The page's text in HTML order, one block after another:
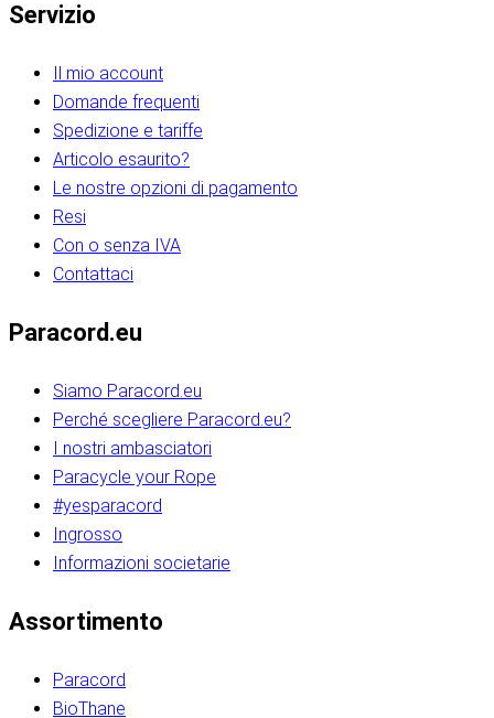
Servizio
Il mio account
Domande frequenti
Spedizione e tariffe
Articolo esaurito?
Le nostre opzioni di pagamento
Resi
Con o senza IVA
Contattaci
Paracord.eu
Siamo Paracord.eu
Perché scegliere Paracord.eu?
I nostri ambasciatori
Paracycle your Rope
#yesparacord
Ingrosso
Informazioni societarie​​​​‌ ‍ ​‍​‍‌‍ ‌ ​‍‌‍‍‌‌‍‌ ‌‍‍‌‌‍ ‍​‍​‍​ ‍‍​‍​‍‌ ​ ‌‍​‌‌‍ ‍‌‍‍‌‌ ‌​‌ ‍‌​‍ ‍‌‍‍‌‌‍ ​‍​‍​‍ ​​‍​‍‌‍‍​‌ ​‍‌‍‌‌‌‍‌‍​‍​‍​ ‍‍​‍​‍‌‍‍​‌ ‌​‌ ‌​‌ ​​‌ ​ ​ ‍‍​‍ ​‍ ‌ ​​‌‍​‌‌ ​‍‌‍​‌‌‍​ ‌‍ ‌ ​‍‌‍‌​​‍ ‍‌ ​ ‌‍​‌‌‍ ‍‌‍‍‌‌ ‌​‌ ‍‌​‍ ‍‌ ​ ‌ ‌​‌ ‌‌‌‍‌​‌‍‍‌‌‍ ​‍ ‌‍‍‌‌‍ ‍‌ ‌​‌‍‌‌‌‍ ‍‌ ‌​​‍ ‌‍‌‌‌‍‌​‌‍‍‌‌ ‌​​‍ ‌‍ ‌‌‍ ‌‍‌​‌‍‌‌​ ‌‌ ​​‌ ​‍‌‍‌‌‌ ​ ‌‍‌‌‌‍ ‍‌ ‌​‌‍​‌‌ ‌​‌‍‍‌‌‍ ‌‍ ‍​ ‍ ‌‍‍‌‌‍‌​​ ‌‌‍‌‍‌‍ ‌‍ ‌ ‌​‌‍‌‌‌ ​‍​‍ ‌‌‍​‍‌ ​‍‌‍​‌‌‍ ‍‌‍‌​​‍ ‌‌‍‍‌‌‍ ‌‌ ​​‌ ​‍‌‍‍‌‌‍ ‍‌ ‌​​ ‍ ‌ ‌​‌ ‍‌‌ ​​‌‍‌‌​ ‌‌ ‌​‌ ​‍‌‍​‌‌‍ ‍‌ ​ ‌‍ ​‌‍​‌‌ ‌​‌‍‌‌‌‍‌​​‍ ‌‌‍ ‌‌‍‌‌‌ ​ ‌ ​ ‌‍​‌‌‍‌ ‌‍‌‌​ ‍ ‌ ​​‌‍​‌‌ ‌​‌‍‍​​ ‌‌ ‌‍‌‍​‌‌‍ ​‌ ‌‌‌‍‌‌​‍ ‍‌‍‍‌‌ ‌​‌‌ ‌​‍‌‌‌‌​​ ‌‍​‍‌‍​‌‌ ​ ‌‍‌‌‌‌‌‌‌ ​‍‌‍ ​​ ‌‌‍‍​‌ ‌​‌ ‌​‌ ​​‌ ​ ​‍‌‌​ ​ ‌​​‌​‍‌‌​ ​‍‌​‌‍​‍‌‌​ ​‍‌​‌‍‌ ​​‌‍​‌‌ ​‍‌‍​‌‌‍​ ‌‍ ‌ ​‍‌‍‌​​‍ ‍‌ ​ ‌‍​‌‌‍ ‍‌‍‍‌‌ ‌​‌ ‍‌​‍ ‍‌ ​ ‌ ‌​‌ ‌‌‌‍‌​‌‍‍‌‌‍ ​‍‌‍‌‍‍‌‌‍‌​​ ‌‌‍‌‍‌‍ ‌‍ ‌ ‌​‌‍‌‌‌ ​‍​‍ ‌‌‍​‍‌ ​‍‌‍​‌‌‍ ‍‌‍‌​​‍ ‌‌‍‍‌‌‍ ‌‌ ​​‌ ​‍‌‍‍‌‌‍ ‍‌ ‌​​‍‌‍‌ ‌​‌ ‍‌‌ ​​‌‍‌‌​ ‌‌ ‌​‌ ​‍‌‍​‌‌‍ ‍‌ ​ ‌‍ ​‌‍​‌‌ ‌​‌‍‌‌‌‍‌​​‍ ‌‌‍ ‌‌‍‌‌‌ ​ ‌ ​ ‌‍​‌‌‍‌ ‌‍‌‌​‍‌‍‌ ​​‌‍​‌‌ ‌​‌‍‍​​ ‌‌ ‌‍‌‍​‌‌‍ ​‌ ‌‌‌‍‌‌​‍ ‍‌‍‍‌‌ ‌​‌‌ ‌​‍‌‌‌‌​​‍‌‍‌ ​​‌‍‌‌‌ ​‍‌ ​ ‌ ​​‌‍‌‌‌‍​ ‌ ‌​‌‍‍‌‌ ‌‍‌‍‌‌​ ‌‌ ​​‌ ‌‌‌‍​‍‌‍ ​‌‍‍‌‌ ​ ‌‍‍​‌‍‌‌‌‍‌​​‍​‍‌ ‌​​​​‌ ‍ ​‍​‍‌‍ ‌ ​‍‌‍‍‌‌‍‌ ‌‍‍‌‌‍ ‍​‍​‍​ ‍‍​‍​‍‌ ​ ‌‍​‌‌‍ ‍‌‍‍‌‌ ‌​‌ ‍‌​‍ ‍‌‍‍‌‌‍ ​‍​‍​‍ ​​‍​‍‌‍‍​‌ ​‍‌‍‌‌‌‍‌‍​‍​‍​ ‍‍​‍​‍‌‍‍​‌ ‌​‌ ‌​‌ ​​‌ ​ ​ ‍‍​‍ ​‍ ‌ ​​‌‍​‌‌ ​‍‌‍​‌‌‍​ ‌‍ ‌ ​‍‌‍‌​​‍ ‍‌ ​ ‌‍​‌‌‍ ‍‌‍‍‌‌ ‌​‌ ‍‌​‍ ‍‌ ​ ‌ ‌​‌ ‌‌‌‍‌​‌‍‍‌‌‍ ​‍ ‌‍‍‌‌‍ ‍‌ ‌​‌‍‌‌‌‍ ‍‌ ‌​​‍ ‌‍‌‌‌‍‌​‌‍‍‌‌ ‌​​‍ ‌‍ ‌‌‍ ‌‍‌​‌‍‌‌​ ‌‌ ​​‌ ​‍‌‍‌‌‌ ​ ‌‍‌‌‌‍ ‍‌ ‌​‌‍​‌‌ ‌​‌‍‍‌‌‍ ‌‍ ‍​ ‍ ‌‍‍‌‌‍‌​​ ‌‌‍‌‍‌‍ ‌‍ ‌ ‌​‌‍‌‌‌ ​‍​‍ ‌‌‍​‍‌ ​‍‌‍​‌‌‍ ‍‌‍‌​​‍ ‌‌‍‍‌‌‍ ‌‌ ​​‌ ​‍‌‍‍‌‌‍ ‍‌ ‌​​ ‍ ‌ ‌​‌ ‍‌‌ ​​‌‍‌‌​ ‌‌ ‌​‌ ​‍‌‍​‌‌‍ ‍‌ ​ ‌‍ ​‌‍​‌‌ ‌​‌‍‌‌‌‍‌​​‍ ‌‌‍ ‌‌‍‌‌‌ ​ ‌ ​ ‌‍​‌‌‍‌ ‌‍‌‌​ ‍ ‌ ​​‌‍​‌‌ ‌​‌‍‍​​ ‌‌ ‌‍‌‍​‌‌‍ ​‌ ‌‌‌‍‌‌​‍ ‍‌‍‍‌‌ ‌​‌‌ ‌​‍‌‌‌‌​​ ‌‍​‍‌‍​‌‌ ​ ‌‍‌‌‌‌‌‌‌ ​‍‌‍ ​​ ‌‌‍‍​‌ ‌​‌ ‌​‌ ​​‌ ​ ​‍‌‌​ ​ ‌​​‌​‍‌‌​ ​‍‌​‌‍​‍‌‌​ ​‍‌​‌‍‌ ​​‌‍​‌‌ ​‍‌‍​‌‌‍​ ‌‍ ‌ ​‍‌‍‌​​‍ ‍‌ ​ ‌‍​‌‌‍ ‍‌‍‍‌‌ ‌​‌ ‍‌​‍ ‍‌ ​ ‌ ‌​‌ ‌‌‌‍‌​‌‍‍‌‌‍ ​‍‌‍‌‍‍‌‌‍‌​​ ‌‌‍‌‍‌‍ ‌‍ ‌ ‌​‌‍‌‌‌ ​‍​‍ ‌‌‍​‍‌ ​‍‌‍​‌‌‍ ‍‌‍‌​​‍ ‌‌‍‍‌‌‍ ‌‌ ​​‌ ​‍‌‍‍‌‌‍ ‍‌ ‌​​‍‌‍‌ ‌​‌ ‍‌‌ ​​‌‍‌‌​ ‌‌ ‌​‌ ​‍‌‍​‌‌‍ ‍‌ ​ ‌‍ ​‌‍​‌‌ ‌​‌‍‌‌‌‍‌​​‍ ‌‌‍ ‌‌‍‌‌‌ ​ ‌ ​ ‌‍​‌‌‍‌ ‌‍‌‌​‍‌‍‌ ​​‌‍​‌‌ ‌​‌‍‍​​ ‌‌ ‌‍‌‍​‌‌‍ ​‌ ‌‌‌‍‌‌​‍ ‍‌‍‍‌‌ ‌​‌‌ ‌​‍‌‌‌‌​​‍‌‍‌ ​​‌‍‌‌‌ ​‍‌ ​ ‌ ​​‌‍‌‌‌‍​ ‌ ‌​‌‍‍‌‌ ‌‍‌‍‌‌​ ‌‌ ​​‌ ‌‌‌‍​‍‌‍ ​‌‍‍‌‌ ​ ‌‍‍​‌‍‌‌‌‍‌​​‍​‍‌ ‌
Assortimento
Paracord
BioThane